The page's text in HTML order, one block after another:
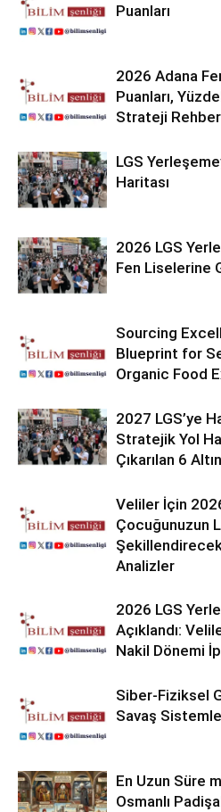
Puanları
2026 Adana
Puanları,
Strateji
LGS
Haritası
2026 LGS
Fen Liselerine
Sourcing
Blueprint for
Organic Food
2027 LGS’ye
Stratejik Yol
Çıkarılan 6
Veliler İçin
Çocuğunuzun
Analizler
2026 LGS
Açıklandı:
Nakil Dönemi
Siber-Fiziksel
Savaş
En Uzun Süre
Osmanlı